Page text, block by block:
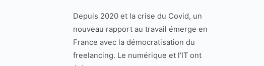
Depuis 2020 et la crise du Covid, un
nouveau rapport au travail émerge en
France avec la démocratisation du
freelancing. Le numérique et l’IT ont